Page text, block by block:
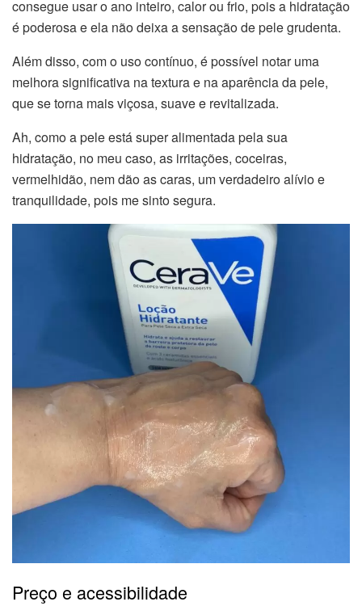
consegue usar o ano inteiro, calor ou frio, pois a hidratação
é poderosa e ela não deixa a sensação de pele grudenta.
Além disso, com o uso contínuo, é possível notar uma
melhora significativa na textura e na aparência da pele,
que se torna mais viçosa, suave e revitalizada.
Ah, como a pele está super alimentada pela sua
hidratação, no meu caso, as irritações, coceiras,
vermelhidão, nem dão as caras, um verdadeiro alívio e
tranquilidade, pois me sinto segura.
Preço e acessibilidade